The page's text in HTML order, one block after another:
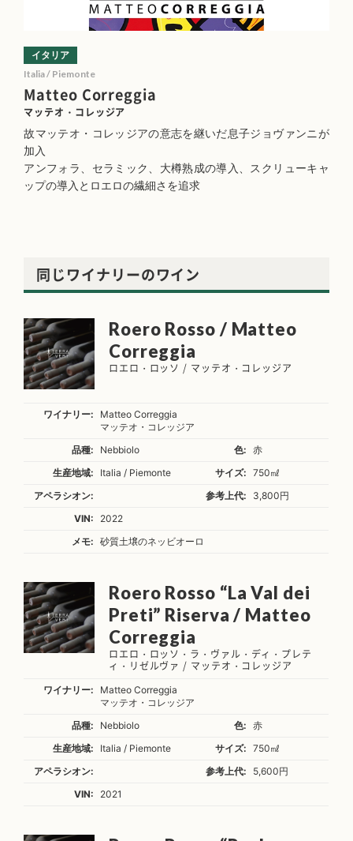
Matteo Correggia
マッテオ・コレッジア
イタリア
Italia / Piemonte
故マッテオ・コレッジアの意志を継いだ息子ジョヴァンニが
加入
アンフォラ、セラミック、大樽熟成の導入、スクリューキャ
ップの導入とロエロの繊細さを追求
同じワイナリーのワイン
Roero Rosso / Matteo
Correggia
ロエロ・ロッソ / マッテオ・コレッジア
ワイナリー:
Matteo Correggia
マッテオ・コレッジア
品種:
Nebbiolo 色:
赤
生産地域:
Italia / Piemonte サイズ:
750㎖
アペラシオン:
参考上代:
3,800円
VIN:
2022
メモ:
砂質土壌のネッビオーロ
Roero Rosso “La Val dei
Preti” Riserva / Matteo
Correggia
ロエロ・ロッソ・ラ・ヴァル・ディ・プレテ
ィ・リゼルヴァ / マッテオ・コレッジア
ワイナリー:
Matteo Correggia
マッテオ・コレッジア
品種:
Nebbiolo 色:
赤
生産地域:
Italia / Piemonte サイズ:
750㎖
アペラシオン:
参考上代:
5,600円
VIN:
2021